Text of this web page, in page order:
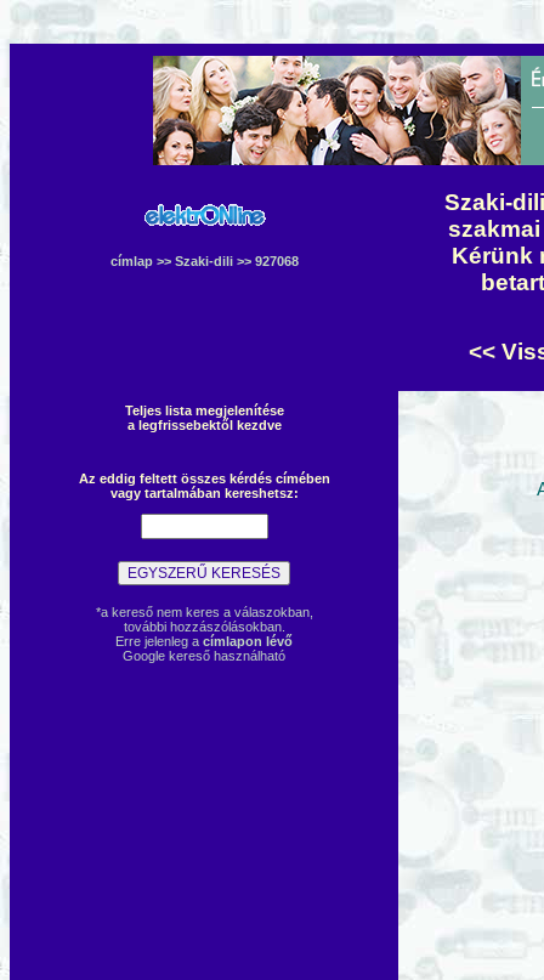
címlap>> Szaki-dili>> 927068
Szaki-
Kérünk
<<
Teljes lista megjelenítése
a legfrissebektől kezdve
Az eddig feltett összes kérdés címében
vagy tartalmában kereshetsz:
*a kereső nem keres a válaszokban,
további hozzászólásokban.
Erre jelenleg a címlapon lévő
Google kereső használható